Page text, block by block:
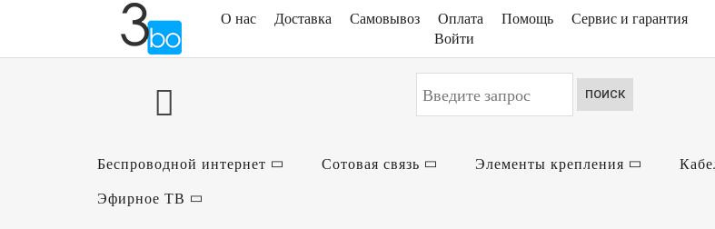
О нас Доставка Самовывоз Оплата Помощь
Сервис и гарантия
Войти
ПОИСК
Беспроводной интернет Сотовая связь Элементы крепления
Эфирное ТВ